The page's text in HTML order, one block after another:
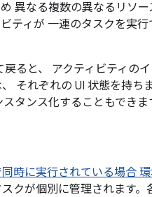
異なる複数の異なるリソー
ティが 一連のタスクを実行
ると、 アクティビティの
それぞれの UI 状態を持ち
タンス化することもできま
時に実行されている場合
クが個別に管理されます